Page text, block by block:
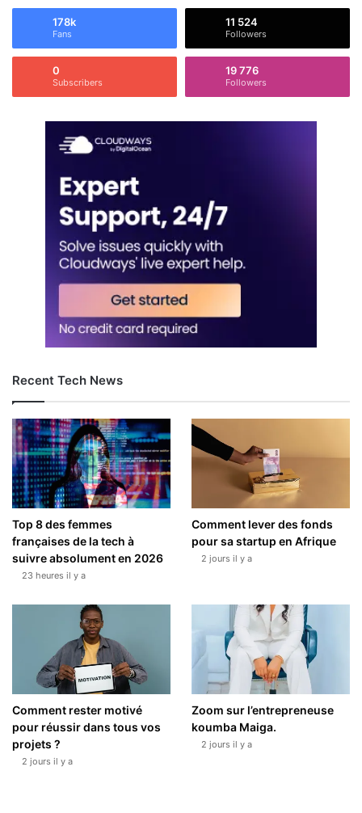
178k
Fans
11 524
Followers
0
Subscribers
19 776
Followers
Recent Tech News
Top 8 des femmes
françaises de la tech à
suivre absolument en 2026
23 heures il y a
Comment lever des fonds
pour sa startup en Afrique
2 jours il y a
Comment rester motivé
pour réussir dans tous vos
projets ?
2 jours il y a
Zoom sur l’entrepreneuse
koumba Maiga.
2 jours il y a